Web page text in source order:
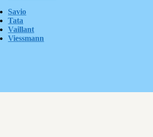
Savio
Tata
Vaillant
Viessmann